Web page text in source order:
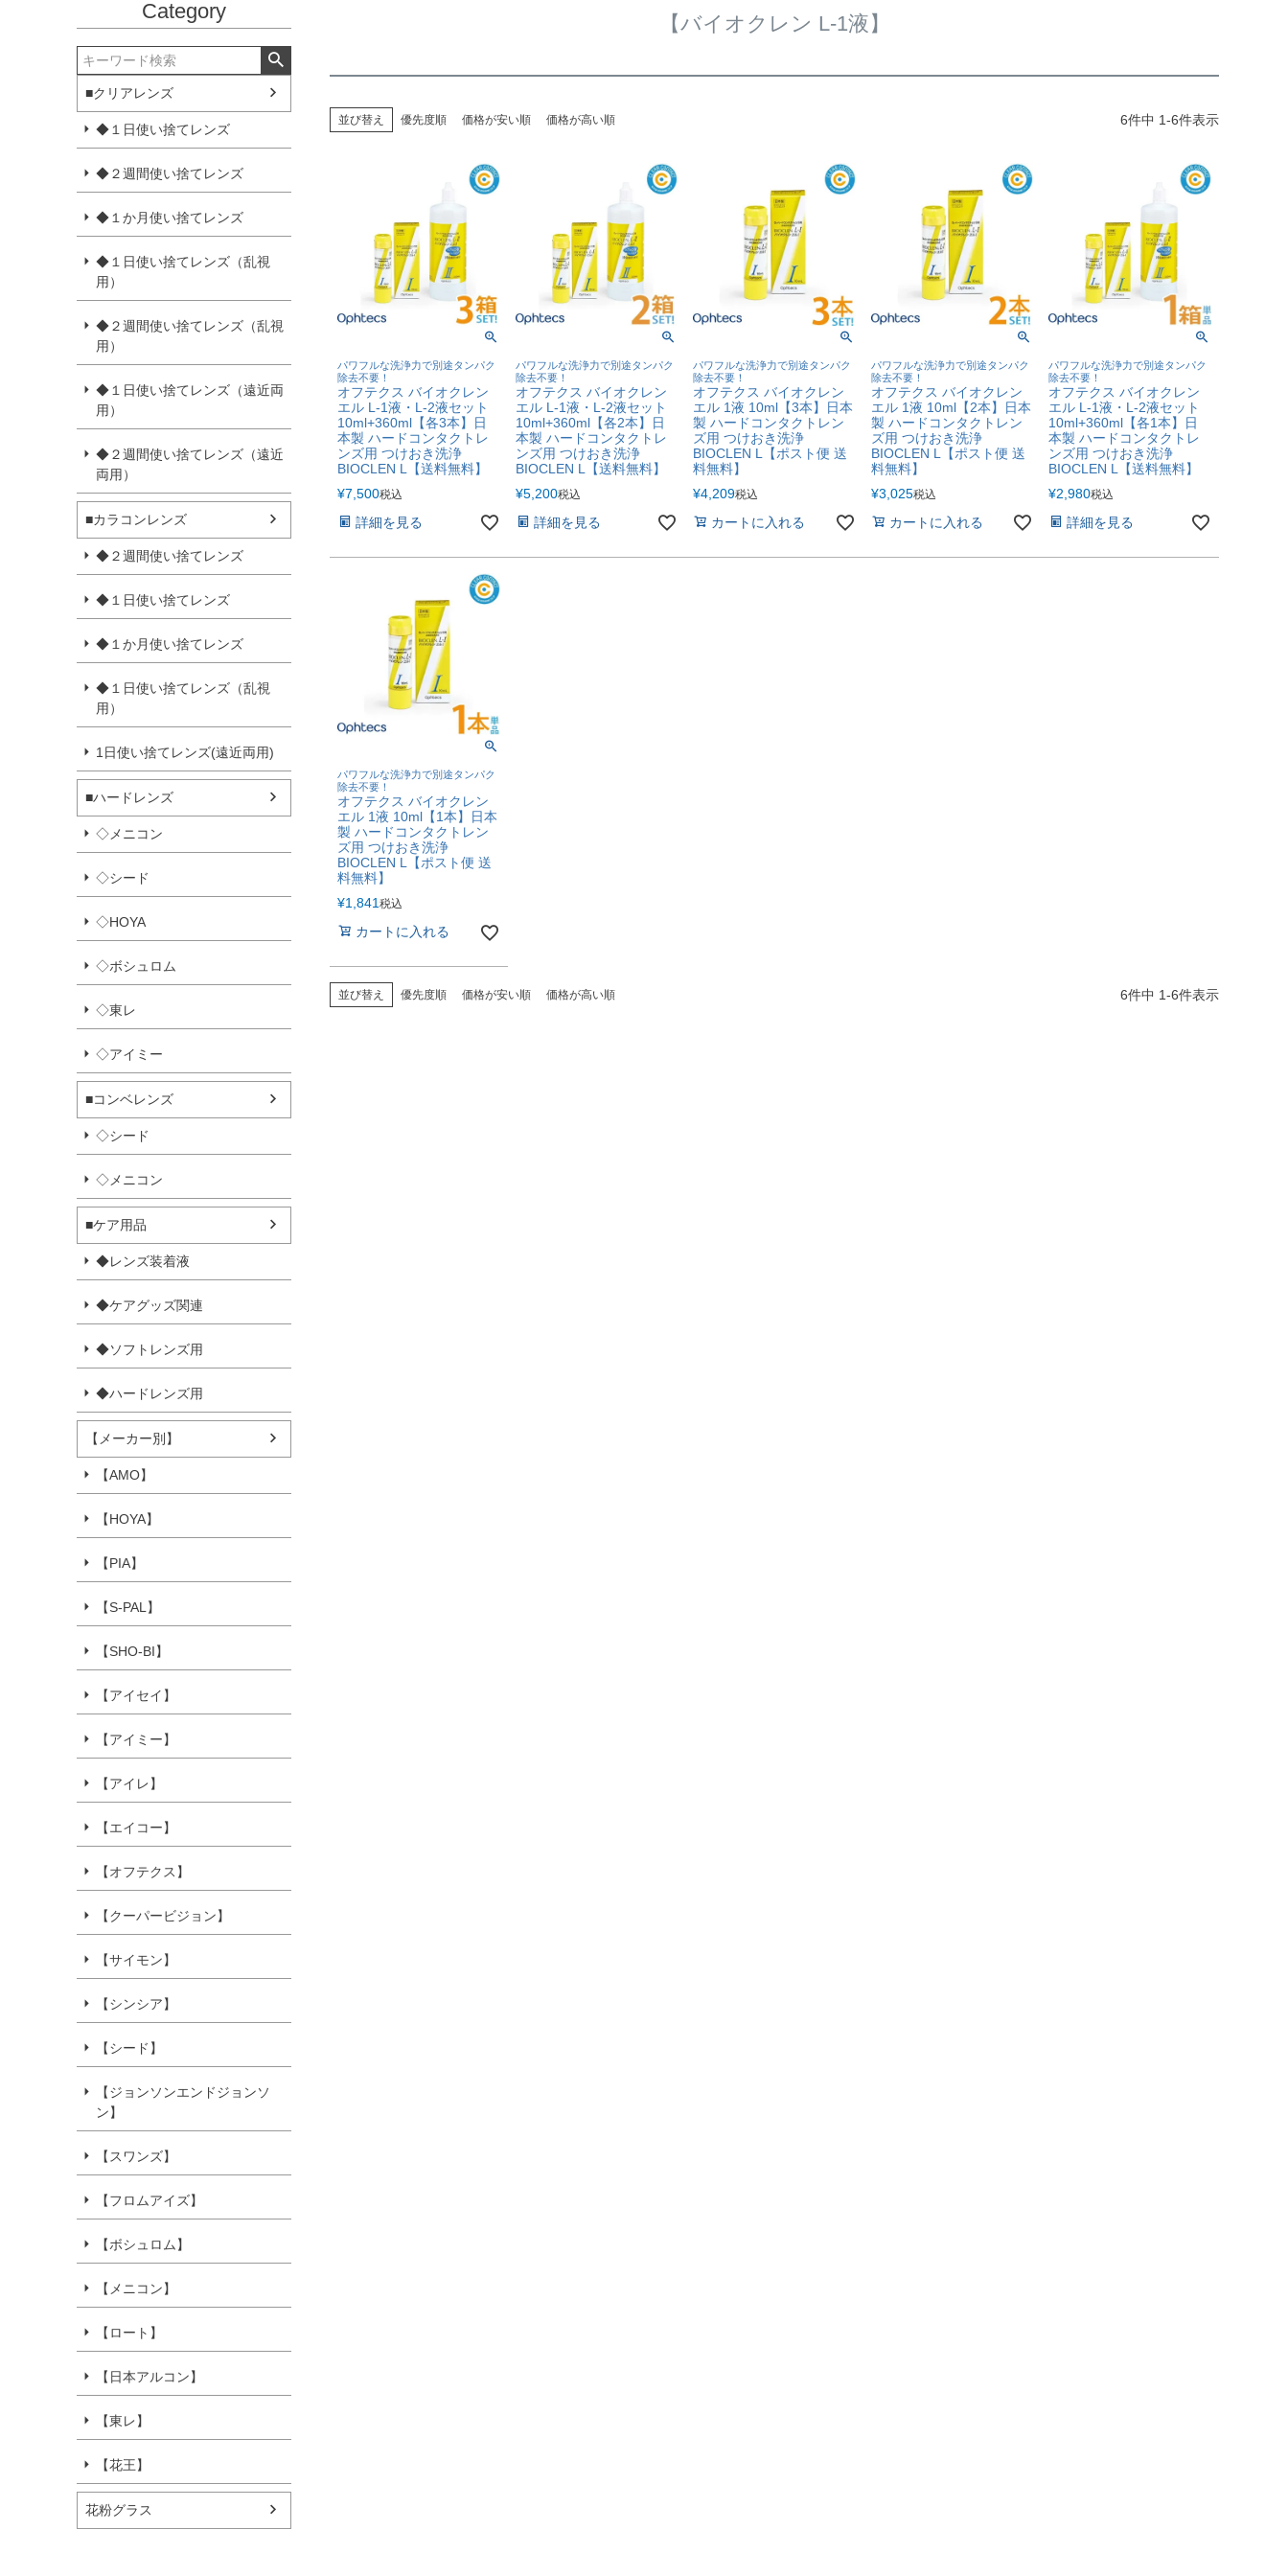
Category
■クリアレンズ
◆１日使い捨てレンズ
◆２週間使い捨てレンズ
◆１か月使い捨てレンズ
◆１日使い捨てレンズ（乱視
用）
◆２週間使い捨てレンズ（乱視
用）
◆１日使い捨てレンズ（遠近両
用）
◆２週間使い捨てレンズ（遠近
両用）
■カラコンレンズ
◆２週間使い捨てレンズ
◆１日使い捨てレンズ
◆１か月使い捨てレンズ
◆１日使い捨てレンズ（乱視
用）
1日使い捨てレンズ(遠近両用)
■ハードレンズ
◇メニコン
◇シード
◇HOYA
◇ボシュロム
◇東レ
◇アイミー
■コンベレンズ
◇シード
◇メニコン
■ケア用品
◆レンズ装着液
◆ケアグッズ関連
◆ソフトレンズ用
◆ハードレンズ用
【メーカー別】
【AMO】
【HOYA】
【PIA】
【S-PAL】
【SHO-BI】
【アイセイ】
【アイミー】
【アイレ】
【エイコー】
【オフテクス】
【クーパービジョン】
【サイモン】
【シンシア】
【シード】
【ジョンソンエンドジョンソ
ン】
【スワンズ】
【フロムアイズ】
【ボシュロム】
【メニコン】
【ロート】
【日本アルコン】
【東レ】
【花王】
花粉グラス
【バイオクレン L-1液】
並び替え 優先度順 価格が安い順 価格が高い順 6件中 1-6件表示
パワフルな洗浄力で別途タンパク
除去不要！
オフテクス バイオクレン
エル L-1液・L-2液セット
10ml+360ml【各3本】日
本製 ハードコンタクトレ
ンズ用 つけおき洗浄
BIOCLEN L【送料無料】
¥7,500税込
詳細を見る
パワフルな洗浄力で別途タンパク
除去不要！
オフテクス バイオクレン
エル L-1液・L-2液セット
10ml+360ml【各2本】日
本製 ハードコンタクトレ
ンズ用 つけおき洗浄
BIOCLEN L【送料無料】
¥5,200税込
詳細を見る
パワフルな洗浄力で別途タンパク
除去不要！
オフテクス バイオクレン
エル 1液 10ml【3本】日本
製 ハードコンタクトレン
ズ用 つけおき洗浄
BIOCLEN L【ポスト便 送
料無料】
¥4,209税込
カートに入れる
パワフルな洗浄力で別途タンパク
除去不要！
オフテクス バイオクレン
エル 1液 10ml【2本】日本
製 ハードコンタクトレン
ズ用 つけおき洗浄
BIOCLEN L【ポスト便 送
料無料】
¥3,025税込
カートに入れる
パワフルな洗浄力で別途タンパク
除去不要！
オフテクス バイオクレン
エル L-1液・L-2液セット
10ml+360ml【各1本】日
本製 ハードコンタクトレ
ンズ用 つけおき洗浄
BIOCLEN L【送料無料】
¥2,980税込
詳細を見る
パワフルな洗浄力で別途タンパク
除去不要！
オフテクス バイオクレン
エル 1液 10ml【1本】日本
製 ハードコンタクトレン
ズ用 つけおき洗浄
BIOCLEN L【ポスト便 送
料無料】
¥1,841税込
カートに入れる
並び替え 優先度順 価格が安い順 価格が高い順 6件中 1-6件表示